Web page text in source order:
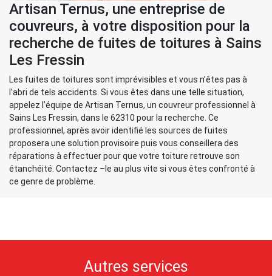
Artisan Ternus, une entreprise de
couvreurs, à votre disposition pour la
recherche de fuites de toitures à Sains
Les Fressin
Les fuites de toitures sont imprévisibles et vous n’êtes pas à
l’abri de tels accidents. Si vous êtes dans une telle situation,
appelez l’équipe de Artisan Ternus, un couvreur professionnel à
Sains Les Fressin, dans le 62310 pour la recherche. Ce
professionnel, après avoir identifié les sources de fuites
proposera une solution provisoire puis vous conseillera des
réparations à effectuer pour que votre toiture retrouve son
étanchéité. Contactez –le au plus vite si vous êtes confronté à
ce genre de problème.
Autres services